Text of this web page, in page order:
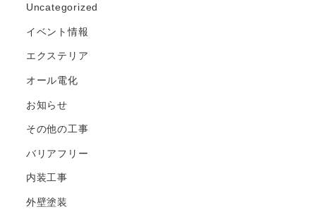
Uncategorized
イベント情報
エクステリア
オール電化
お知らせ
その他の工事
バリアフリー
内装工事
外壁塗装